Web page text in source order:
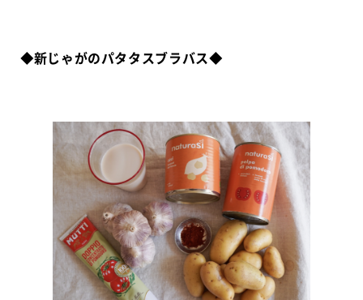
◆新じゃがのパタタスブラバス◆